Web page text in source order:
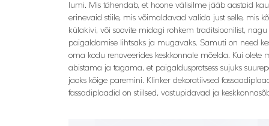
lumi. Mis tähendab, et hoone välisilme jääb aastaid
erinevaid stiile, mis võimaldavad valida just selle, mis
külakivi, või soovite midagi rohkem traditsioonilist,
paigaldamise lihtsaks ja mugavaks. Samuti on need
oma kodu renoveerides keskkonnale mõelda. Kui olete
abistama ja tagama, et paigaldusprotsess sujuks
jaoks kõige paremini. Klinker dekoratiivsed
fassadiplaadid on stiilsed, vastupidavad ja